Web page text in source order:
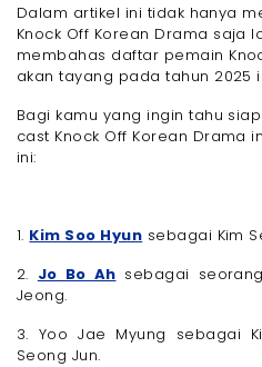
Dalam artikel ini tidak hanya
Knock Off Korean Drama saja
membahas daftar pemain
akan tayang pada tahun 2025
Bagi kamu yang ingin tahu
cast Knock Off Korean Drama
ini:
1. Kim Soo Hyun sebagai Kim
2. Jo Bo Ah sebagai
Jeong.
3. Yoo Jae Myung sebagai
Seong Jun.